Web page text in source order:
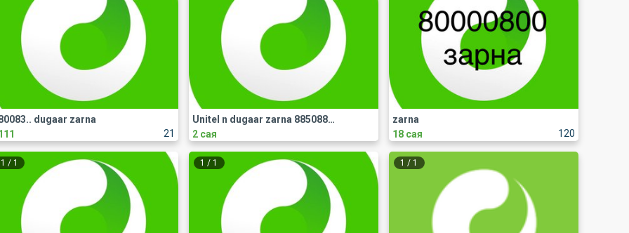
21
dugaar zarna
Unitel n dugaar zarna 88508880
2 сая
120
zarna
18 сая
1 / 1 1 /1 1 / 1